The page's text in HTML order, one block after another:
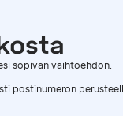
sopivan vaihtoehdon.
postinumeron